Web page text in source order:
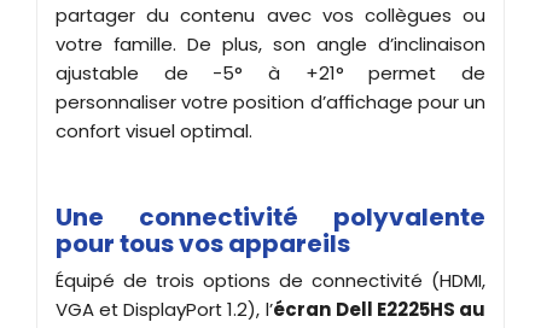
partager du contenu avec vos collègues ou
votre famille. De plus, son angle d’inclinaison
ajustable de -5° à +21° permet de
personnaliser votre position d’affichage pour un
confort visuel optimal.
Une connectivité polyvalente
pour tous vos appareils
Équipé de trois options de connectivité (HDMI,
VGA et DisplayPort 1.2), l’écran Dell E2225HS au